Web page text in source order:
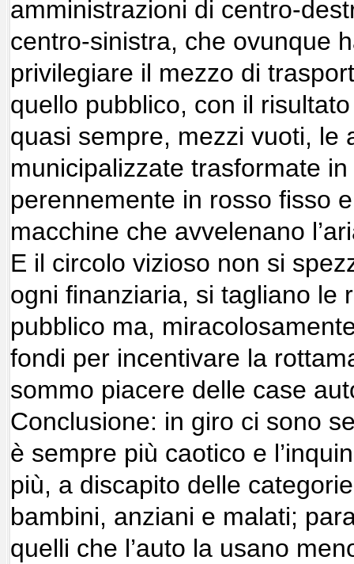
amministrazioni di centro-
centro-sinistra, che ovunque
privilegiare il mezzo di
quello pubblico, con il
quasi sempre, mezzi vuoti, le
municipalizzate trasformate
perennemente in rosso fisso
macchine che avvelenano
E il circolo vizioso non si
ogni finanziaria, si tagliano le
pubblico ma,
fondi per incentivare la
sommo piacere delle case
Conclusione: in giro ci sono
è sempre più caotico e
più, a discapito delle
bambini, anziani e malati;
quelli che l’auto la usano